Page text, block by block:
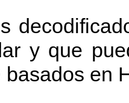
y que
en